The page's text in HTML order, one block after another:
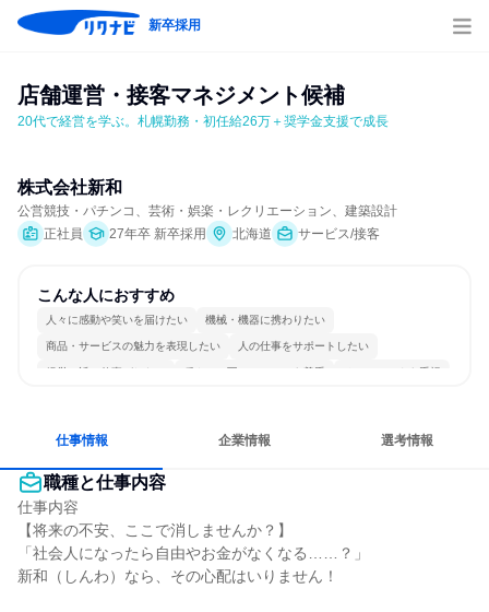
新卒採用
店舗運営・接客マネジメント候補
20代で経営を学ぶ。札幌勤務・初任給26万＋奨学金支援で成長
株式会社新和
公営競技・パチンコ、芸術・娯楽・レクリエーション、建築設計
正社員
27年卒 新卒採用 北海道 サービス/接客
こんな人におすすめ
人々に感動や笑いを届けたい 機械・機器に携わりたい
商品・サービスの魅力を表現したい 人の仕事をサポートしたい
経営に近い仕事がしたい 穏やかで互いのペースを尊重 チームワークを重視
仕事情報 企業情報 選考情報
職種と仕事内容
仕事内容
【将来の不安、ここで消しませんか？】
「社会人になったら自由やお金がなくなる……？」
新和（しんわ）なら、その心配はいりません！